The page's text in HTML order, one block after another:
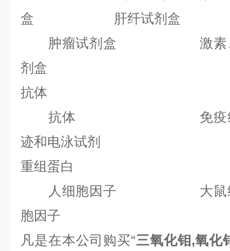
盒 肝纤试剂盒
肿瘤试剂盒 激素、内
剂盒
抗体
抗体 免疫组化
迹和电泳试剂
重组蛋白
人细胞因子 大鼠细
胞因子
凡是在本公司购买“三氧化钼,氧化